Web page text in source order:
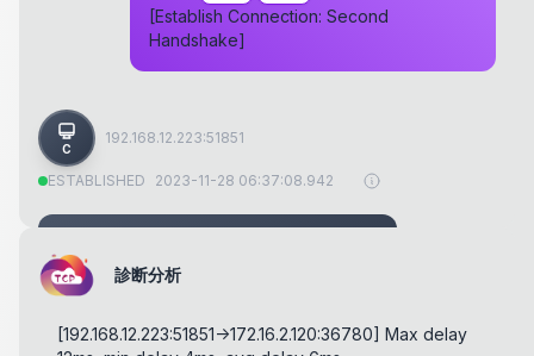
[Establish Connection: Second
Handshake]
C
192.168.12.223:51851
ESTABLISHED 2023-11-28 06:37:08.942
ack：354282778
[Establish Connection: Third Handshake]
診断分析
[192.168.12.223:51851->172.16.2.120:36780] Max delay